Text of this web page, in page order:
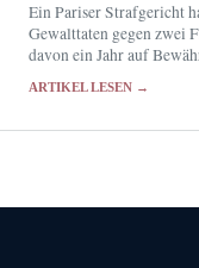
Ein Pariser Strafgericht
Gewalttaten gegen zwei
davon ein Jahr auf
ARTIKEL LESEN →